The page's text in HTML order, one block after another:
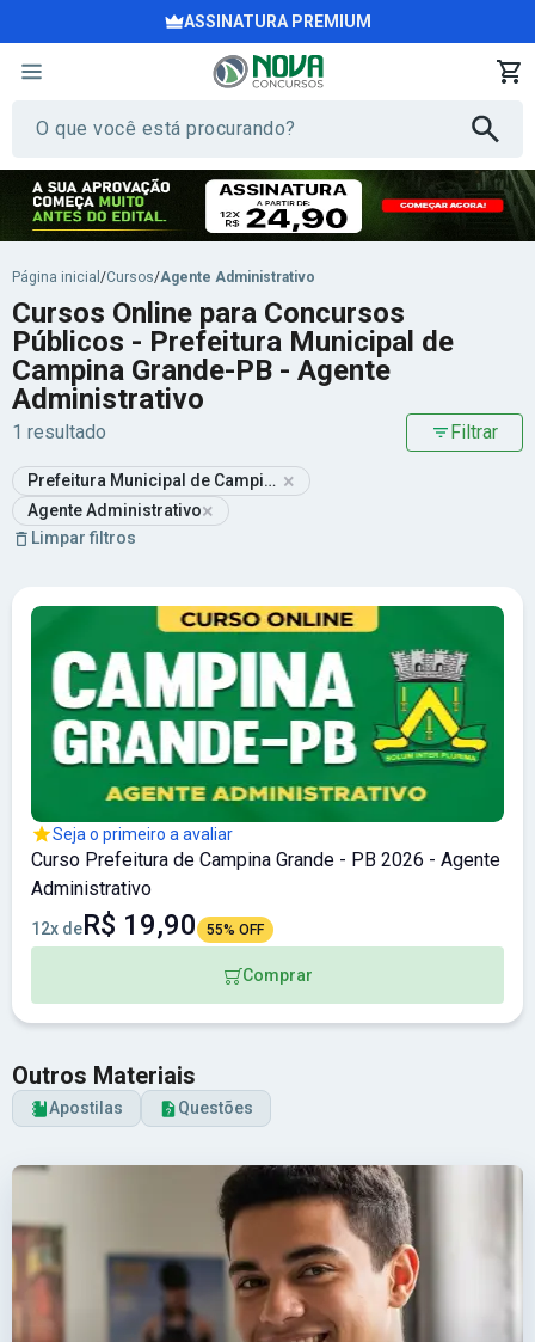
ASSINATURA PREMIUM
Página inicial /Cursos/Agente Administrativo
Cursos Online para Concursos
Públicos - Prefeitura Municipal de
Campina Grande-PB - Agente
Administrativo
1 resultado Filtrar
Prefeitura Municipal de Campina Grande-PB
×
Agente Administrativo×
Limpar filtros
Seja o primeiro a avaliar
Curso Prefeitura de Campina Grande - PB 2026 - Agente
Administrativo
12x deR$ 19,90 55% OFF
Comprar
Outros Materiais
Apostilas Questões